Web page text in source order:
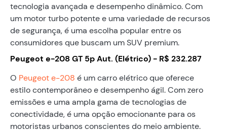
tecnologia avançada e desempenho dinâmico. Com
um motor turbo potente e uma variedade de recursos
de segurança, é uma escolha popular entre os
consumidores que buscam um SUV premium.
Peugeot e-208 GT 5p Aut. (Elétrico) - R$ 232.287
O Peugeot e-208 é um carro elétrico que oferece
estilo contemporâneo e desempenho ágil. Com zero
emissões e uma ampla gama de tecnologias de
conectividade, é uma opção emocionante para os
motoristas urbanos conscientes do meio ambiente.